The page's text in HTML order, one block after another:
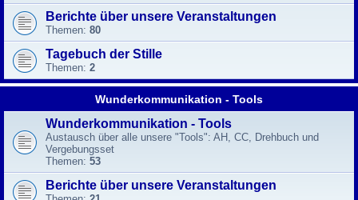
Berichte über unsere Veranstaltungen
Themen: 80
Tagebuch der Stille
Themen: 2
Wunderkommunikation - Tools
Wunderkommunikation - Tools
Austausch über alle unsere "Tools": AH, CC, Drehbuch und
Vergebungsset
Themen: 53
Berichte über unsere Veranstaltungen